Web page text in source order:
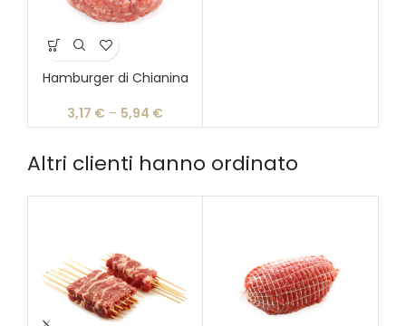
Hamburger di Chianina
3,17 € – 5,94 €
Altri clienti hanno ordinato